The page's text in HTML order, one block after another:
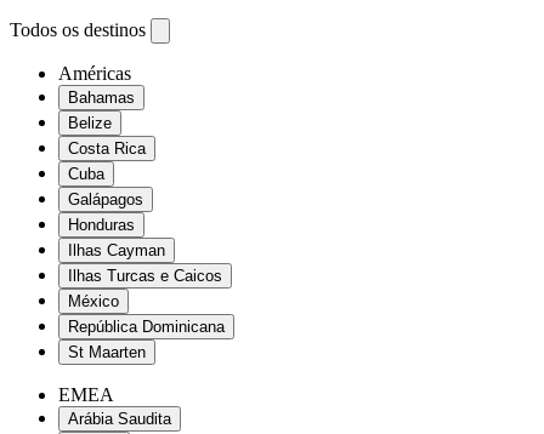
Todos os destinos
Américas
Bahamas
Belize
Costa Rica
Cuba
Galápagos
Honduras
Ilhas Cayman
Ilhas Turcas e Caicos
México
República Dominicana
St Maarten
EMEA
Arábia Saudita